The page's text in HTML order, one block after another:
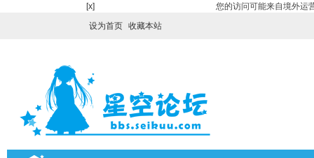
[x]
您的访问可能来自境外运
设为首页
收藏本站